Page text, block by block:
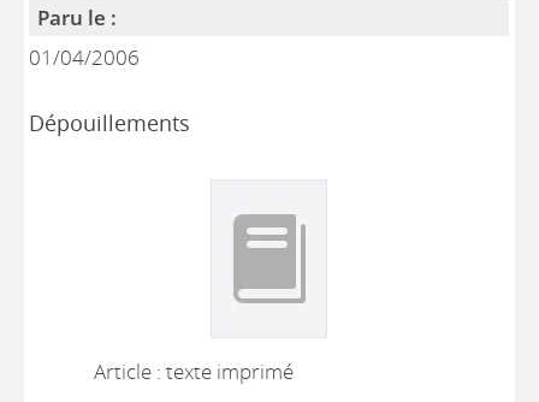
Paru le :
01/04/2006
Dépouillements
Article : texte imprimé